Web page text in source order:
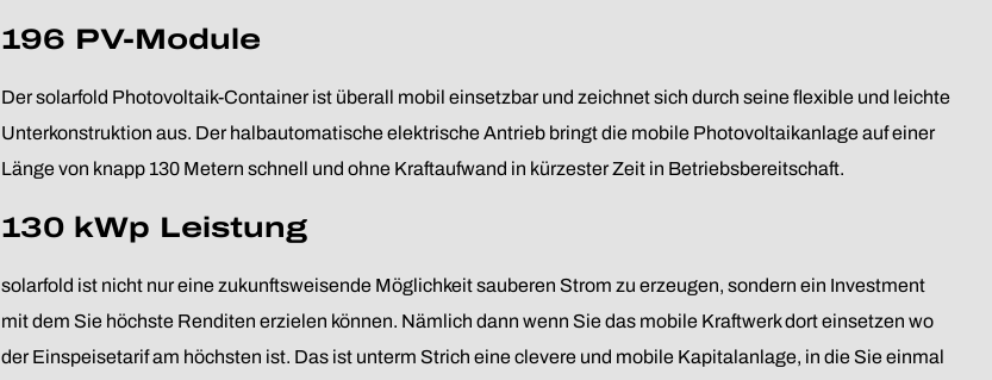
196 PV-Module
Der solarfold Photovoltaik-Container ist überall mobil einsetzbar und zeichnet sich durch seine flexible und leichte
Unterkonstruktion aus. Der halbautomatische elektrische Antrieb bringt die mobile Photovoltaikanlage auf einer
Länge von knapp 130 Metern schnell und ohne Kraftaufwand in kürzester Zeit in Betriebsbereitschaft.
130 kWp Leistung
solarfold ist nicht nur eine zukunftsweisende Möglichkeit sauberen Strom zu erzeugen, sondern ein Investment
mit dem Sie höchste Renditen erzielen können. Nämlich dann wenn Sie das mobile Kraftwerk dort einsetzen wo
der Einspeisetarif am höchsten ist. Das ist unterm Strich eine clevere und mobile Kapitalanlage, in die Sie einmal